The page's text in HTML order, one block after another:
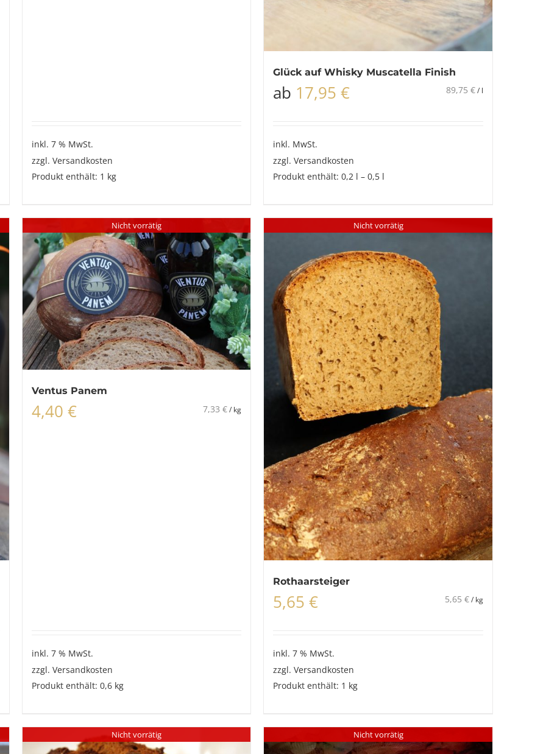
inkl. 7 % MwSt.
zzgl. Versandkosten
Produkt enthält: 1 kg
Glück auf Whisky Muscatella Finish
ab 17,95€ 89,75 €/ l
inkl. MwSt.
zzgl.Versandkosten
Produkt enthält: 0,2 – 0,5
Nicht vorrätig
Ventus Panem
4,40 € 7,33€/ kg
inkl. 7 % MwSt.
zzgl. Versandkosten
Produkt enthält: 0,6 kg
Nicht vorrätig
Rothaarsteiger
5,65€ 5,65 €/ kg
inkl. 7 % MwSt.
zzgl.Versandkosten
Produkt enthält: 1 kg
Nicht vorrätig Nicht vorrätig